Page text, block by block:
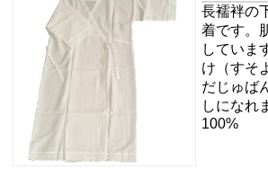
長襦袢の
着です。
していま
け（すそ
だじゅば
しになれ
100%